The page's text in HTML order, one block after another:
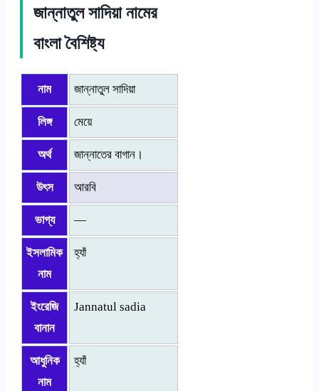
জান্নাতুল সাদিয়া নামের
বাংলা বৈশিষ্ট্য
নাম জান্নাতুল সাদিয়া
লিঙ্গ মেয়ে
অর্থ জান্নাতের বাগান।
উৎস আরবি
ভাগ্য —
ইসলামিক
নাম
হ্যাঁ
ইংরেজি
বানান
Jannatul sadia
আধুনিক
নাম
হ্যাঁ